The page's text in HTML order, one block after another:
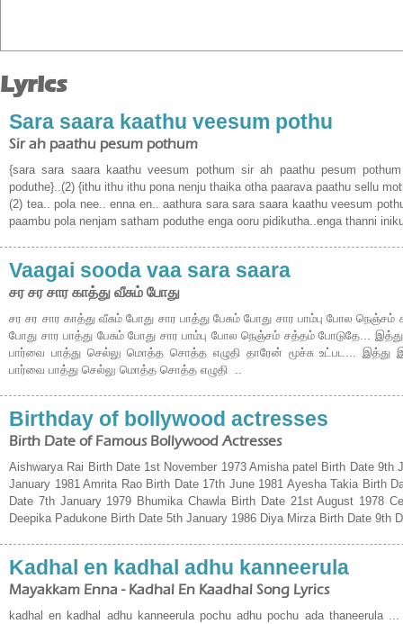
Lyrics
Sara saara kaathu veesum pothu
Sir ah paathu pesum pothum
{sara sara saara kaathu veesum pothum sir ah paathu pesum
poduthe}..(2) {ithu ithu ithu pona nenju thaika otha paarava paathu sellu
(2) tea.. pola nee.. enna en.. aathura sara sara saara kaathu veesum
paambu pola nenjam satham poduthe enga ooru pidikutha..enga thanni
Vaagai sooda vaa sara saara
சர சர சார காத்து வீசும் போது
சர சர சார காத்து வீசும் போது சார பாத்து பேசும் போது சார பாம்பு போல
போது சார பாத்து பேசும் போது சார பாம்பு போல நெஞ்சம் சத்தம் போடுதே...
பார்வை பாத்து செல்லு மொத்த சொத்த எழுதி தாரேன் மூச்சு உட்பட...
பார்வை பாத்து செல்லு மொத்த சொத்த எழுதி ..
Birthday of bollywood actresses
Birth Date of Famous Bollywood Actresses
Aishwarya Rai Birth Date 1st November 1973 Amisha patel Birth Date 9th
January 1981 Amrita Rao Birth Date 17th June 1981 Ayesha Takia Birth
Date 7th January 1979 Bhumika Chawla Birth Date 21st August 1978
Deepika Padukone Birth Date 5th January 1986 Diya Mirza Birth Date 9th
Kadhal en kadhal adhu kanneerula
Mayakkam Enna - Kadhal En Kaadhal Song Lyrics
kadhal en kadhal adhu kanneerula pochu adhu pochu ada thaneerula